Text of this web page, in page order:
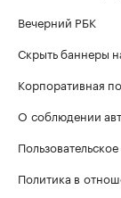
Вечерний РБК
Скрыть баннеры
Корпоративная
О соблюдении
Политика в